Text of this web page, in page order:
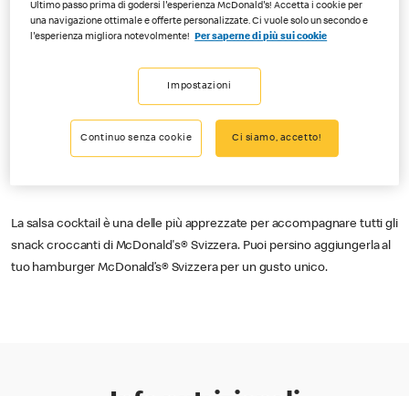
La salsa cocktail è una delle più apprezzate per accompagnare tutti gli
snack croccanti di McDonald's® Svizzera. Puoi persino aggiungerla al
tuo hamburger McDonald’s® Svizzera per un gusto unico.
Ultimo passo prima di godersi l'esperienza McDonald's! Accetta i cookie per
una navigazione ottimale e offerte personalizzate. Ci vuole solo un secondo e
l'esperienza migliora notevolmente! Per saperne di più sui cookie
Impostazioni
Continuo senza cookie Ci siamo, accetto!